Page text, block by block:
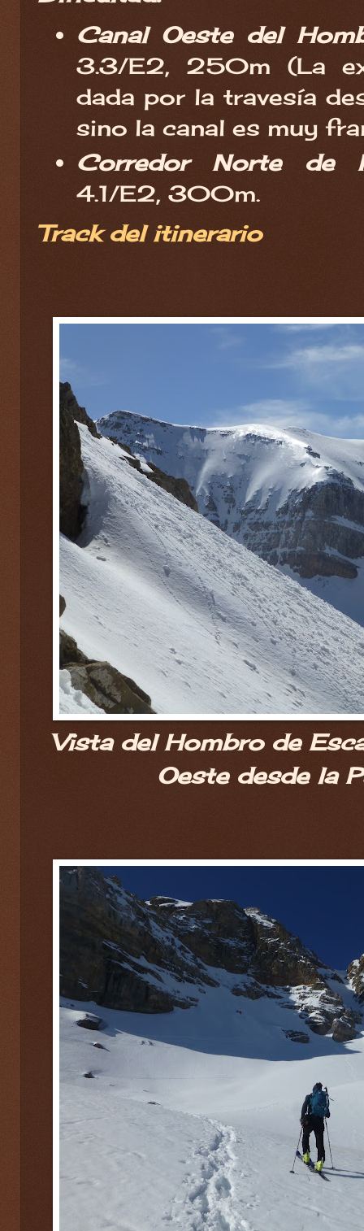
Canal Oeste del
3.3/E2, 250m (La
dada por la travesía
sino la canal es muy
Corredor Norte de
4.1/E2, 300m.
Track del itinerario
Vista del Hombro de
Oeste desde la